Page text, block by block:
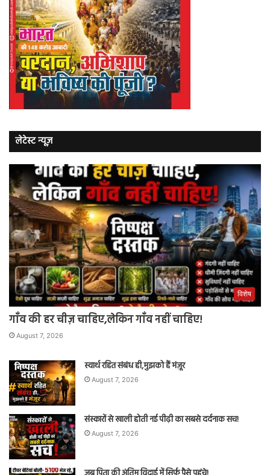
लेटेस्ट न्यूज़
विशेष
गाँव की हर चीज़ चाहिए,लेकिन गाँव नहीं चाहिए!
August 7, 2026
स्वार्थ रहित संबंध ही,मुझको हैं मंज़ूर
August 7, 2026
संस्कारों से खाली होती नई पीढ़ी का सबसे दर्दनाक सच!
August 7, 2026